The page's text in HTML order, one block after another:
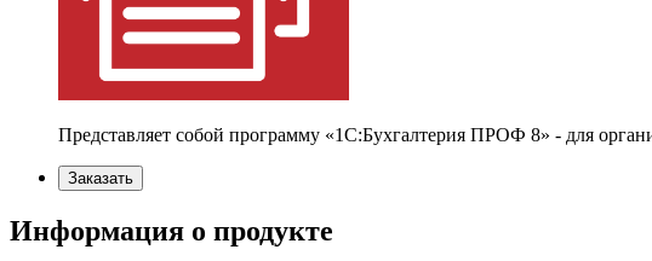
Представляет собой программу «1С:Бухгалтерия ПРОФ 8» - для
Заказать
Информация о продукте